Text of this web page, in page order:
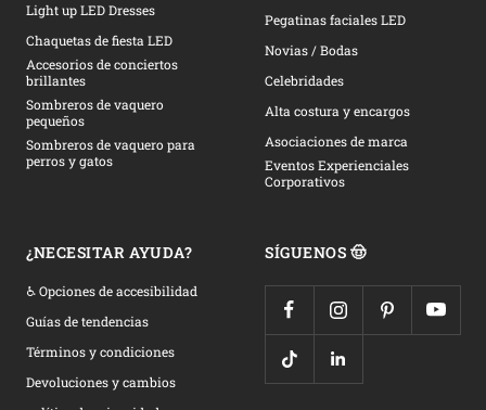
Light up LED Dresses
Chaquetas de fiesta LED
Accesorios de conciertos
brillantes
Sombreros de vaquero
pequeños
Sombreros de vaquero para
perros y gatos
Pegatinas faciales LED
Novias / Bodas
Celebridades
Alta costura y encargos
Asociaciones de marca
Eventos Experienciales
Corporativos
¿NECESITAR AYUDA?
♿ Opciones de accesibilidad
Guías de tendencias
Términos y condiciones
Devoluciones y cambios
SÍGUENOS 🤠